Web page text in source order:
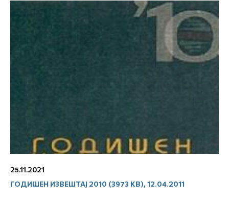
25.11.2021
ГОДИШЕН ИЗВЕШТАЈ 2010 (3973 KB), 12.04.2011